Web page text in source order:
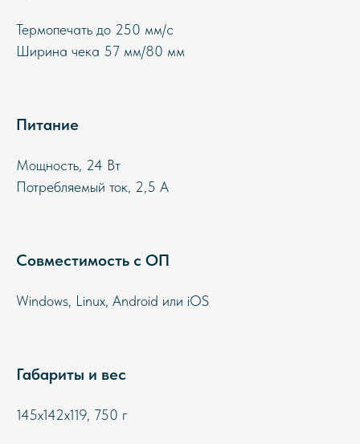
Термопечать до 250 мм/с
Ширина чека 57 мм/80 мм
Питание
Мощность, 24 Вт
Потребляемый ток, 2,5 A
Совместимость с ОП
Windows, Linux, Android или iOS
Габариты и вес
145х142х119, 750 г